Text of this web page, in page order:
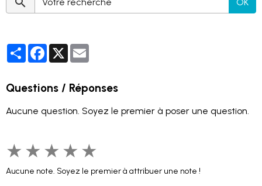
PartagerFacebook
X
Questions / Réponses
Aucune question. Soyez le premier à poser une question.
★ ★ ★ ★ ★
Aucune note. Soyez le premier à attribuer une note !